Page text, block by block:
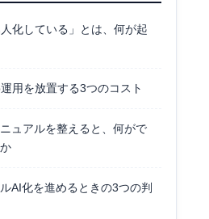
人化している」とは、何が起
用を放置する3つのコスト
ュアルを整えると、何がで
AI化を進めるときの3つの判